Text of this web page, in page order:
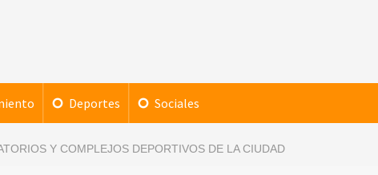
Deportes Sociales
Y COMPLEJOS DEPORTIVOS DE LA CIUDAD